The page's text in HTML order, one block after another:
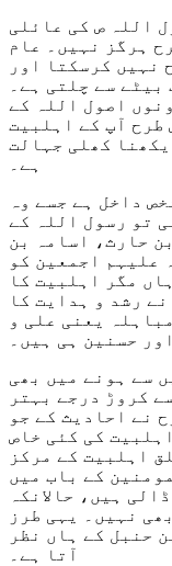
اللہ ص کی عائلی
ہرگز نہیں۔ عام
نہیں کرسکتا اور
سے چلتی ہے۔
اصول اللہ کے
طرح آپ کے اہلبیت
کھلی جہالت
ہے۔
داخل ہے جسے وہ
تو رسول اللہ کے
حارث، اسامہ بن
علیہم اجمعین کو
مگر اہلبیت کا
رشد و ہدایت کا
یعنی علی و
حسنین ہی ہیں۔
سے ہونے میں بھی
کروڑ درجے بہتر
نے احادیث کے جو
کی کئی خاص
اہلبیت کے مرکز
کے باب میں
ہیں، حالانکہ
نہیں۔ یہی طرز
حنبل کے ہاں نظر
آتا ہے۔